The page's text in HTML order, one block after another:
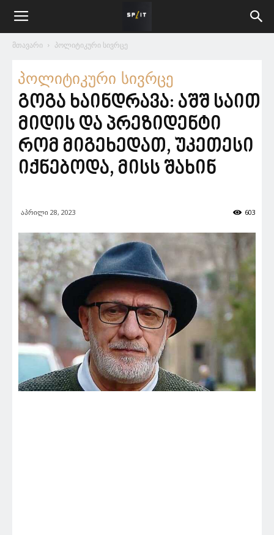
მთავარი პოლიტიკური სივრცე
პოლიტიკური სივრცე
გოგა ხაინდრავა: აშშ საით
მიდის და პრეზიდენტი
რომ მიგეხედათ, უკეთესი
იქნებოდა, მისს შახინ
აპრილი 28, 2023 603